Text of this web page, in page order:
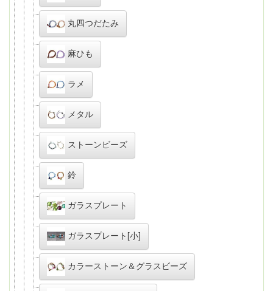
丸四つだたみ
麻ひも
ラメ
メタル
ストーンビーズ
鈴
ガラスプレート
ガラスプレート[小]
カラーストーン＆グラスビーズ